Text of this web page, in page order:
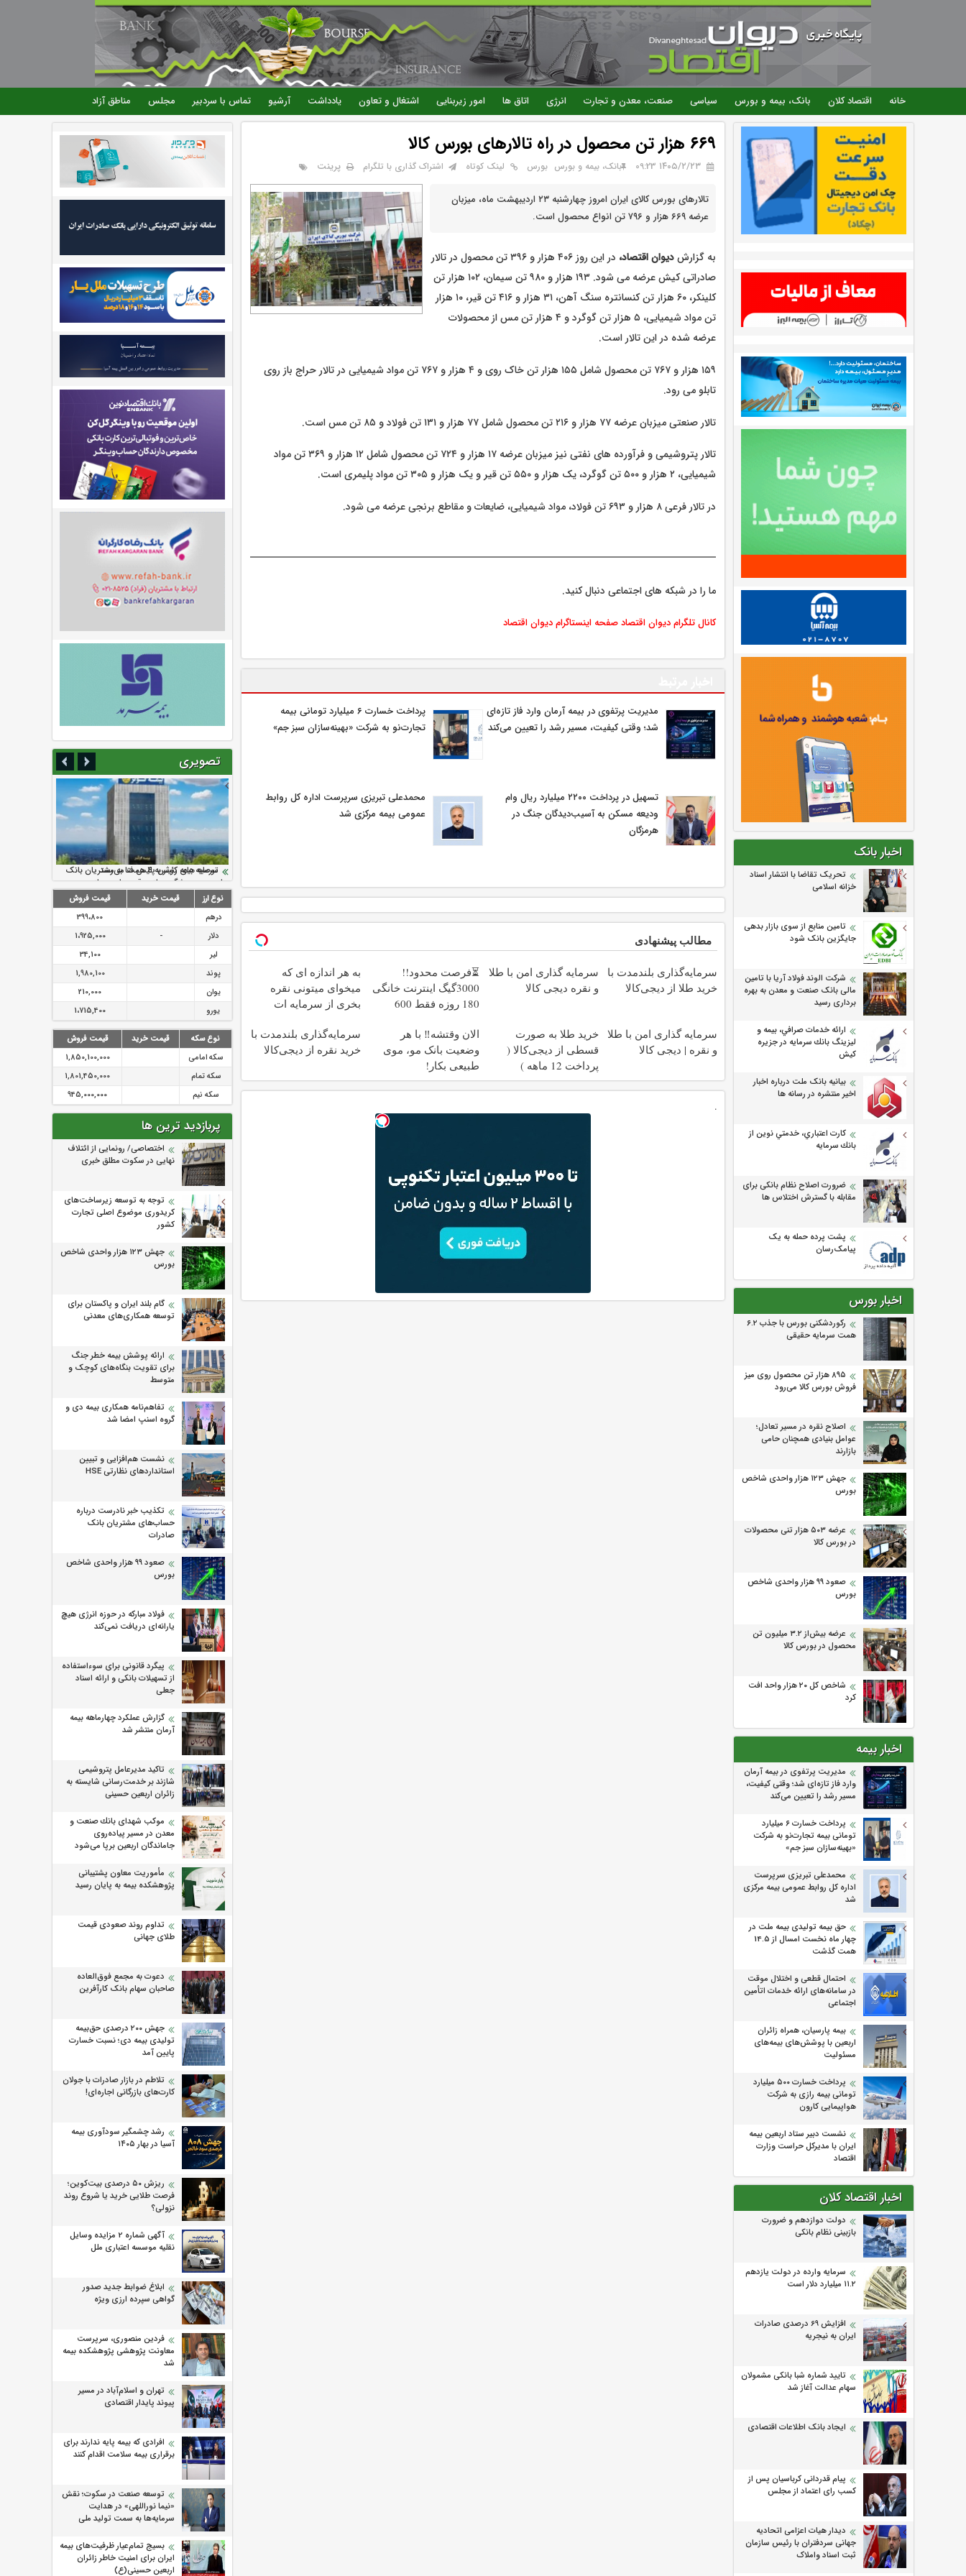
رفتن
به
محتوای
اصلی
خانه اقتصاد کلان بانک، بیمه و بورس سیاسی صنعت، معدن و تجارت انرژی اتاق ها امور زیربنایی اشتغال و تعاون یادداشت آرشیو تماس با سردبیر مجلس مناطق آزاد
اخبار بانک
تحریک تقاضا با انتشار اسناد
خزانه اسلامی
تامین منابع از سوی بازار بدهی
جایگزین بانک شود
شرکت الوند فولاد آریا با تامین
مالی بانک صنعت و معدن به بهره
برداری رسید
ارائه خدمات صرافي، بيمه و
ليزينگ بانك سرمايه در جزيره
كيش
بیانیه بانک ملت درباره اخبار
اخیر منتشره در رسانه ها
كارت اعتباري، خدمتي نوين از
بانك سرمايه
ضرورت اصلاح نظام بانکی برای
مقابله با گسترش اختلاس ها
پشت پرده حمله به یک
پیامک‌رسان
اخبار بورس
رکوردشکنی بورس با جذب ۶.۲
همت سرمایه حقیقی
۸۹۵ هزار تن محصول روی میز
فروش بورس کالا می‌‌رود
اصلاح نقره در مسیر تعادل؛
عوامل بنیادی همچنان حامی
بازارند
جهش ۱۲۳ هزار واحدی شاخص
بورس
عرضه ۵۰۳ هزار تنی محصولات
در بورس کالا
صعود ۹۹ هزار واحدی شاخص
بورس
عرضه بیش‌از ۳.۲ میلیون تن
محصول در بورس کالا
شاخص کل ۲۰ هزار واحد افت
کرد
اخبار بیمه
مدیریت پرتفوی در بیمه آرمان
وارد فاز تازه‌ای شد؛ وقتی کیفیت،
مسیر رشد را تعیین می‌کند
پرداخت خسارت ۶ میلیارد
تومانی بیمه تجارت‌نو به شرکت
«بهینه‌سازان سبز جم»
محمدعلی تبریزی سرپرست
اداره كل روابط عمومی بیمه مركزی
شد
حق بیمه تولیدی بیمه ملت در
چهار ماه نخست امسال از 14.5
همت گذشت
احتمال قطعی و اختلال موقت
در سامانه‌های ارائه خدمات اتأمین
اجتماعی
بیمه پارسیان، همراه زائران
اربعین با پوشش‌های بیمه‌های
مسئولیت
پرداخت خسارت ۵۰۰ میلیارد
تومانی بیمه رازی به شرکت
هواپیمایی کارون
نشست دبیر ستاد اربعین بیمه
ایران با مدیرکل حراست وزارت
اقتصاد
اخبار اقتصاد کلان
دولت دوازدهم و ضرورت
بازبینی نظام بانکی
سرمایه وارده در دولت یازدهم
۱۱.۲ میلیارد دلار است
افزایش 69 درصدی صادرات
ایران به نیجریه
تایید شماره شبا بانکی مشمولان
سهام عدالت آغاز شد
ایجاد بانک اطلاعات اقتصادی
پیام قدردانی کرباسیان پس از
کسب رای اعتماد از مجلس
دیدار هیات اعزامی اتحادیه
جهانی سردفتران با رئیس سازمان
ثبت اسناد واملاک
۶۶۹ هزار تن محصول در راه تالارهای بورس کالا
۱۴۰۵/۲/۲۳ 09:23 بانک، بیمه و بورس بورس لینک کوتاه اشتراک گذاری با تلگرام پرینت
تالارهای بورس کالای ایران امروز چهارشنبه ۲۳ اردیبهشت ماه، میزبان
عرضه ۶۶۹ هزار و ۷۹۶ تن انواع محصول است.
به گزارشدیوان اقتصاد،
در این روز ۴۰۶ هزار و ۳۹۶ تن محصول در تالار
صادراتی کیش عرضه می شود. ۱۹۳ هزار و ۹۸۰ تن سیمان، ۱۰۲ هزار تن
کلینکر، ۶۰ هزار تن کنسانتره سنگ آهن، ۳۱ هزار و ۴۱۶ تن قیر، ۱۰ هزار
تن مواد شیمیایی، ۵ هزار تن گوگرد و ۴ هزار تن مس از محصولات
عرضه شده در این تالار است.
۱۵۹ هزار و ۷۶۷ تن محصول شامل ۱۵۵ هزار تن خاک روی و ۴ هزار و ۷۶۷ تن مواد شیمیایی در تالار حراج باز روی
تابلو می رود.
تالار صنعتی میزبان عرضه ۷۷ هزار و ۲۱۶ تن محصول شامل ۷۷ هزار و ۱۳۱ تن فولاد و ۸۵ تن مس است.
تالار پتروشیمی و فرآورده های نفتی نیز میزبان عرضه ۱۷ هزار و ۷۲۴ تن محصول شامل ۱۲ هزار و ۳۶۹ تن مواد
شیمیایی، ۲ هزار و ۵۰۰ تن گوگرد، یک هزار و ۵۵۰ تن قیر و یک هزار و ۳۰۵ تن مواد پلیمری است.
در تالار فرعی ۸ هزار و ۶۹۳ تن فولاد، مواد شیمیایی، ضایعات و مقاطع برنجی عرضه می شود.
ما را در شبکه های اجتماعی دنبال کنید.
کانال تلگرام دیوان اقتصادصفحه اینستاگرام دیوان اقتصاد
مدیریت پرتفوی در بیمه آرمان وارد فاز تازه‌ای
شد؛ وقتی کیفیت، مسیر رشد را تعیین می‌کند
پرداخت خسارت ۶ میلیارد تومانی بیمه
تجارت‌نو به شرکت «بهینه‌سازان سبز جم»
تسهیل در پرداخت ۲۲۰۰ میلیارد ریال وام
ودیعه مسکن به آسیب‌دیدگان جنگ در
هرمزگان
محمدعلی تبریزی سرپرست اداره كل روابط
عمومی بیمه مركزی شد
مطالب پیشنهادی
سرمایه‌گذاری بلندمدت با
خرید طلا از دیجی‌کالا
سرمایه گذاری امن با طلا
و نقره دیجی کالا
⏳فرصت محدود!!
3000گیگ اینترنت خانگی
180 روزه فقط 600
به هر اندازه ای که
میخوای میتونی نقره
بخری از سرمایه ات
سرمایه گذاری امن با طلا
و نقره | دیجی کالا
خرید طلا به صورت
قسطی از دیجی‌کالا (
پرداخت 12 ماهه )
الان وقتشه‼️ با هر
وضعیت بانک مو، موی
طبیعی بکار!
سرمایه‌گذاری بلندمدت با
خرید نقره از دیجی‌کالا
.
تصویری
ارزش سهام عدالت بالا رفت
سرمایه بیمه کوثر به ۴ همت می‌رسد
نود ثانیه با فولاد سنگان
تقدیر دبیرکل سندیکای بیمه گران ایران از
اقدامات مدیرعامل بیمه رازی
توصیه های رئیس پلیس فتا به مشتریان بانک
ها در مورد پیشگیری از سرقت های مجازی
نوع ارز قیمت خرید
قیمت فروش
درهم
399،800
دلار
-
1،925,000
لیر
34,100
پوند
1,980,100
یوان
210,000
یورو
1،715,400
نوع سکه قیمت خرید
قیمت فروش
سکه امامی
1,850,100,000
سکه تمام
1,801,450,000
سکه نیم
945,000,000
پربازدید ترین ها
اختصاصی/ رونمایی از ائتلاف‌
نهایی در سکوت مطلق خبری
توجه به توسعه زیرساخت‌های
کریدوری موضوع اصلی تجارت
کشور
جهش ۱۲۳ هزار واحدی شاخص
بورس
گام بلند ایران و پاکستان برای
توسعه همکاری‌های معدنی
ارائه پوشش بیمه خطر جنگ
برای تقویت بنگاه‌های کوچک و
متوسط
تفاهم‌نامه همکاری بیمه دی و
گروه اسنپ امضا شد
نشست هم‌افزایی و تبیین
استانداردهای نظارتی HSE
تکذیب خبر نادرست درباره
حساب‌های مشتریان بانک
صادرات
صعود ۹۹ هزار واحدی شاخص
بورس
فولاد مبارکه در حوزه انرژی هیچ
یارانه‌ای دریافت نمی‌کند
پیگرد قانونی برای سوءاستفاده
از تسهیلات بانکی و ارائه اسناد
جعلی
گزارش عملکرد چهارماهه بیمه
آرمان منتشر شد
تاکید مدیرعامل پتروشیمی
شازند بر خدمت‌رسانی شایسته به
زائران اربعین حسینی
موكب شهدای بانك صنعت و
معدن در مسیر پیاده‌روی
جاماندگان اربعین برپا می‌شود
مأموریت معاون پشتیبانی
پژوهشكده بیمه به پایان رسید
تداوم روند صعودی قیمت
طلای جهانی
دعوت به مجمع فوق‌العاده
صاحبان سهام بانک کارآفرین
جهش ۲۰۰ درصدی حق‌بیمه
تولیدی بیمه دی؛ نسبت خسارت
پایین آمد
تلاطم در بازار صادرات با جولان
کارت‌های بازرگانی اجاره‌ای!
رشد چشمگیر سودآوری بیمه
آسیا در بهار ۱۴۰۵
ریزش ۵۰ درصدی بیت‌کوین؛
فرصت طلایی خرید یا شروع روند
نزولی؟
آگهی شماره 2 مزایده وسایل
نقلیه موسسه اعتباری ملل
ابلاغ ضوابط جدید صدور
گواهی سپرده ارزی ویژه
فردین منصوری، سرپرست
معاونت پژوهشی پژوهشكده بیمه
شد
تهران و اسلام‌آباد در مسیر
پیوند پایدار اقتصادی
افرادی که بیمه پایه ندارند برای
برقراری بیمه سلامت اقدام کنند
توسعه صنعت در سکوت؛ نقش
«نیما نوراللهی» در هدایت
سرمایه‌ها به سمت تولید ملی
بسیج تمام‌عیار ظرفیت‌های بیمه
ایران برای امنیت خاطر زائران
اربعین حسینی(ع)